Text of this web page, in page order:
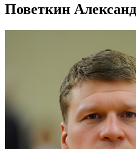
Поветкин